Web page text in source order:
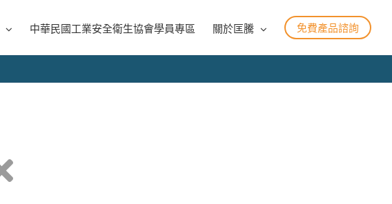
中華民國工業安全衛生協會學員專區 關於匡騰 免費產品諮詢